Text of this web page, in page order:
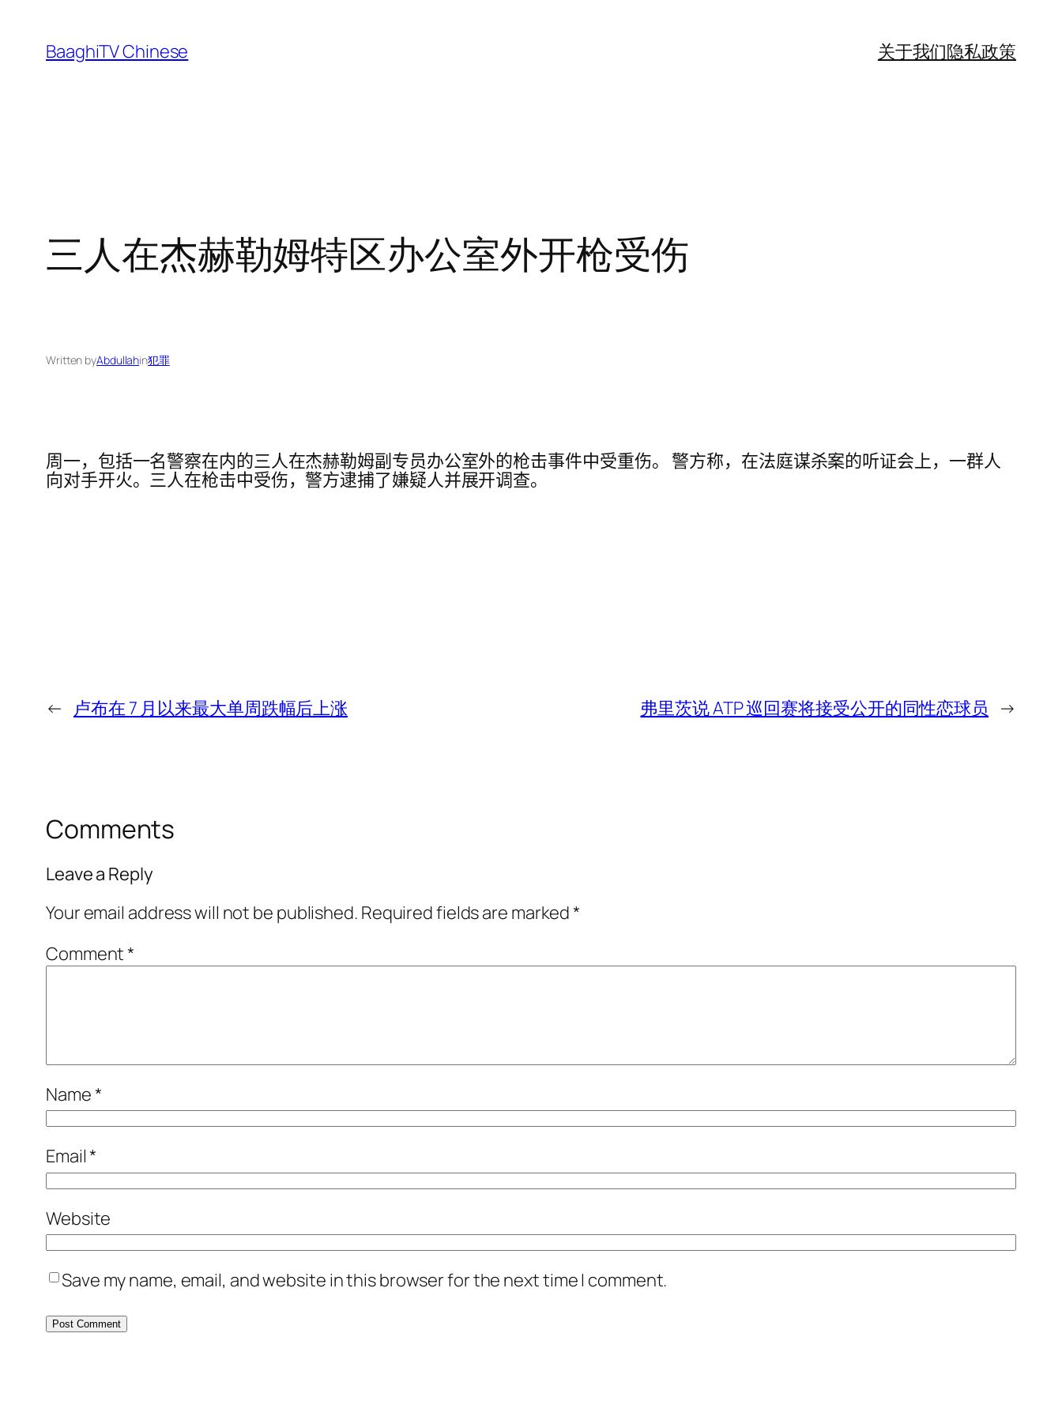
content
BaaghiTV Chinese 关于我们隐私政策
三人在杰赫勒姆特区办公室外开枪受伤
Written byAbdullahin犯罪
周一，包括一名警察在内的三人在杰赫勒姆副专员办公室外的枪击事件中受重伤。 警方称，在法庭谋杀案的听证会上，一群人
向对手开火。三人在枪击中受伤，警方逮捕了嫌疑人并展开调查。
← 卢布在 7 月以来最大单周跌幅后上涨 弗里茨说 ATP 巡回赛将接受公开的同性恋球员 →
Comments
Leave a Reply
Your email address will not be published. Required fields are marked*
Comment*
Name*
Email*
Website
Save my name, email, and website in this browser for the next time I comment.